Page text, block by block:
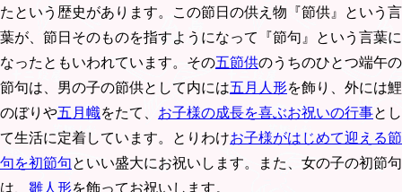
たという歴史があります。この節日の供え物『節供』という言
葉が、節日そのものを指すようになって『節句』という言葉に
なったともいわれています。その五節供のうちのひとつ端午の
節句は、男の子の節供として内には五月人形を飾り、外には鯉
のぼりや五月幟をたて、 お子様の成長を喜ぶお祝いの行事とし
て生活に定着しています。とりわけお子様がはじめて迎える節
句を初節句といい盛大にお祝いします。また、女の子の初節句
は、 雛人形を飾ってお祝いします。